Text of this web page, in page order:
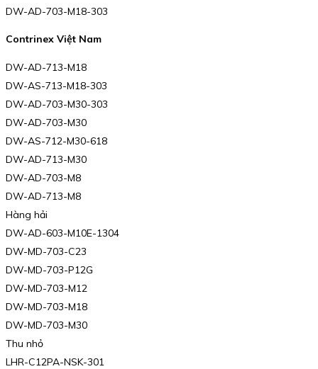
DW-AD-703-M18-303
Contrinex Việt Nam
DW-AD-713-M18
DW-AS-713-M18-303
DW-AD-703-M30-303
DW-AD-703-M30
DW-AS-712-M30-618
DW-AD-713-M30
DW-AD-703-M8
DW-AD-713-M8
Hàng hải
DW-AD-603-M10E-1304
DW-MD-703-C23
DW-MD-703-P12G
DW-MD-703-M12
DW-MD-703-M18
DW-MD-703-M30
Thu nhỏ
LHR-C12PA-NSK-301